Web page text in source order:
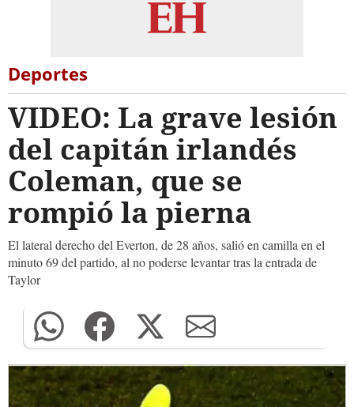
Deportes
VIDEO: La grave lesión
del capitán irlandés
Coleman, que se
rompió la pierna
El lateral derecho del Everton, de 28 años, salió en camilla en el
minuto 69 del partido, al no poderse levantar tras la entrada de
Taylor